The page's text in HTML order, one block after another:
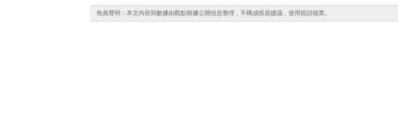
免責聲明：本文内容與數據由觀點根據公開信息整理，不構成投資建議，使用前請核實。